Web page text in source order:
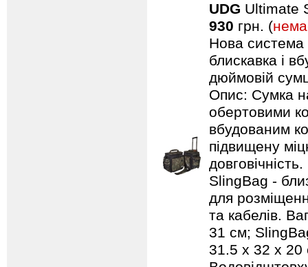
UDG Ultimate
930 грн. (
Нова система
блискавка і
дюймовій
Опис: Сумка
обертовими
вбудованим
підвищену
SlingBag -
для
та кабелів.
31 см;
31.5 x 32 x 20